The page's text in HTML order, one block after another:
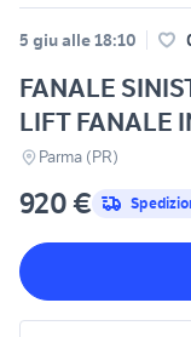
5 giu alle 18:10
FANALE
LIFT FANALE
Parma (PR)
920 €